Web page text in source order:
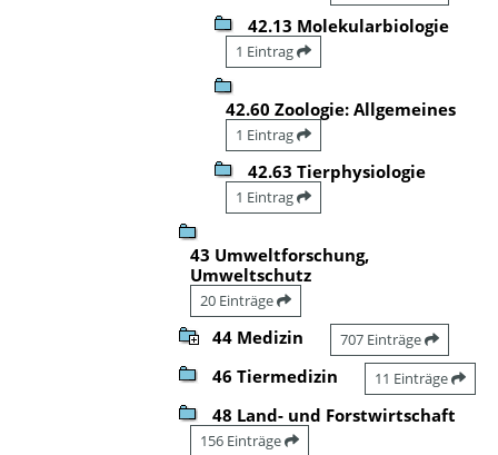
42.13 Molekularbiologie
1 Eintrag
42.60 Zoologie: Allgemeines
1 Eintrag
42.63 Tierphysiologie
1 Eintrag
43 Umweltforschung,
Umweltschutz
20 Einträge
44 Medizin 707 Einträge
46 Tiermedizin 11 Einträge
48 Land- und Forstwirtschaft
156 Einträge